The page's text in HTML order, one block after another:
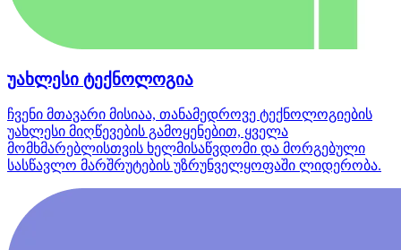
უახლესი ტექნოლოგია
ჩვენი მთავარი მისიაა, თანამედროვე ტექნოლოგიების
უახლესი მიღწევების გამოყენებით, ყველა
მომხმარებლისთვის ხელმისაწვდომი და მორგებული
სასწავლო მარშრუტების უზრუნველყოფაში ლიდერობა.